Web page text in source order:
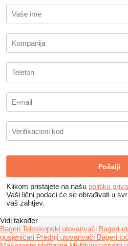
Klikom pristajete na našu politiku
Vaši lični podaci će se obrađivati ​​u
vaš zahtjev.
Vidi također
Bageri Teleskopski utovarivači Bageri-
gusjeničari Prednji utovarivači Bageri